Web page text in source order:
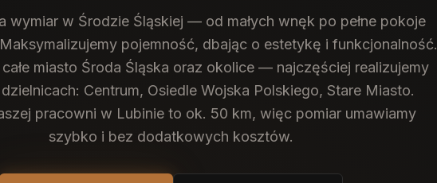
wymiar w Środzie Śląskiej — od małych wnęk po pełne pokoje
pojemność, dbając o estetykę i funkcjonalność.
całe miasto Środa Śląska oraz okolice — najczęściej realizujemy
Centrum, Osiedle Wojska Polskiego, Stare Miasto.
pracowni w Lubinie to ok. 50 km, więc pomiar umawiamy
szybko i bez dodatkowych kosztów.